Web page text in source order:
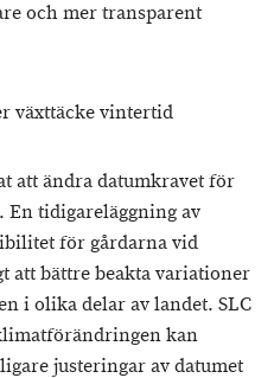
och mer transparent
växttäcke vintertid
att ändra datumkravet för
En tidigareläggning av
för gårdarna vid
att bättre beakta variationer
i olika delar av landet. SLC
kan
justeringar av datumet